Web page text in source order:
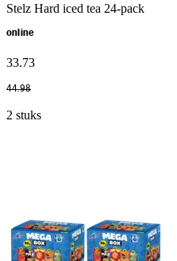
Stelz Hard iced tea 24-pack
online
33.73
44.98
2 stuks